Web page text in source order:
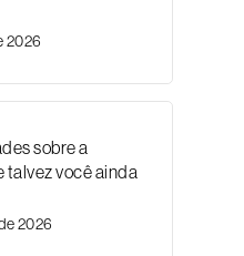
2026
sobre a
talvez você ainda
2026